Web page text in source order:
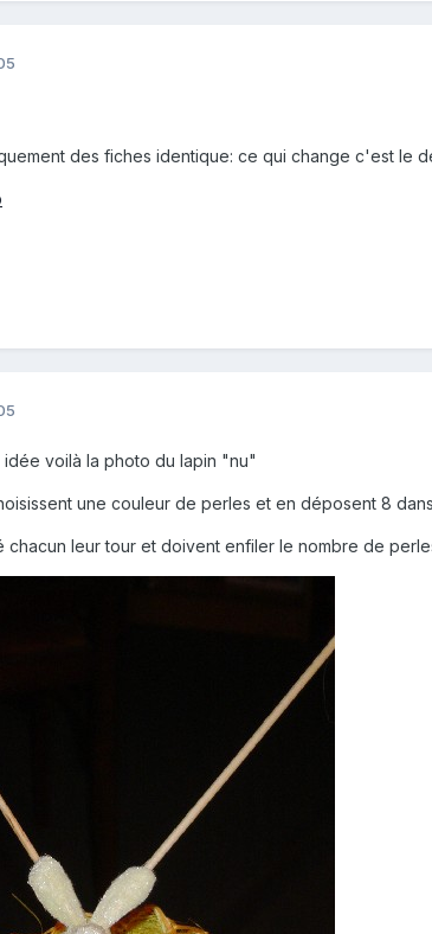
des fiches identique: ce qui change c'est le
voilà la photo du lapin "nu"
une couleur de perles et en déposent 8
chacun leur tour et doivent enfiler le nombre de